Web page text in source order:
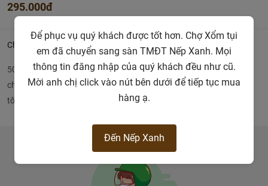
295.000đ
Chi tiết
500gr cua xay, 250gr ốc bươu làm sạch, 1 hộp đậu hủ, 300gr cà
chua, 500gr bún và 1 gói gia vị bún riêu ốc , dấm bổng, sate, mắm
tôm
Để phục vụ quý khách được tốt hơn. Chợ Xổm tụi
em đã chuyển sang sàn TMĐT Nếp Xanh. Mọi
thông tin đăng nhập của quý khách đều như cũ.
Mời anh chị click vào nút bên dưới để tiếp tục mua
hàng ạ.
Đến Nếp Xanh